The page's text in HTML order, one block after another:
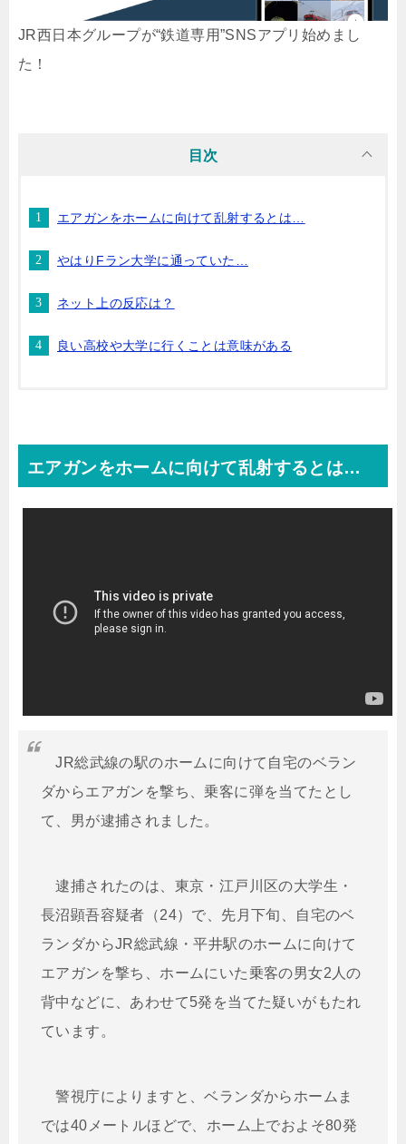
JR西日本グループが“鉄道専用”SNSアプリ始めまし
た！
目次
エアガンをホームに向けて乱射するとは…
やはりFラン大学に通っていた…
ネット上の反応は？
良い高校や大学に行くことは意味がある
エアガンをホームに向けて乱射するとは…
JR総武線の駅のホームに向けて自宅のベラン
ダからエアガンを撃ち、乗客に弾を当てたとし
て、男が逮捕されました。
逮捕されたのは、東京・江戸川区の大学生・
長沼顕吾容疑者（24）で、先月下旬、自宅のベ
ランダからJR総武線・平井駅のホームに向けて
エアガンを撃ち、ホームにいた乗客の男女2人の
背中などに、あわせて5発を当てた疑いがもたれ
ています。
警視庁によりますと、ベランダからホームま
では40メートルほどで、ホーム上でおよそ80発